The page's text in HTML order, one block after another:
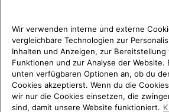
Österreich
Wir verwenden interne und externe
vergleichbare Technologien zur
Inhalten und Anzeigen, zur Bereitstellung
Funktionen und zur Analyse der Website.
unten verfügbaren Optionen an, ob du
Cookies akzeptierst. Wenn du die
wir nur die Cookies einsetzen, die
sind, damit unsere Website funktioniert.